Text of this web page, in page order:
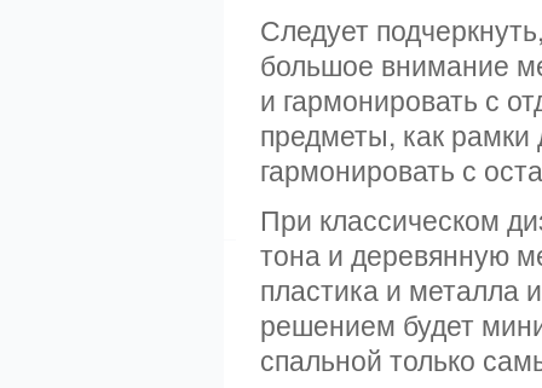
Следует
большое внимание
и гармонировать с
предметы, как
гармонировать с
При классическом
тона и деревянную
пластика и
решением будет
спальной только